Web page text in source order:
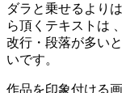
ダラと乗せるより
ら頂くテキストは
改行・段落が多い
いです。
作品を印象付ける